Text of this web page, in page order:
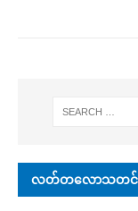
လတ်တလောသတင်း